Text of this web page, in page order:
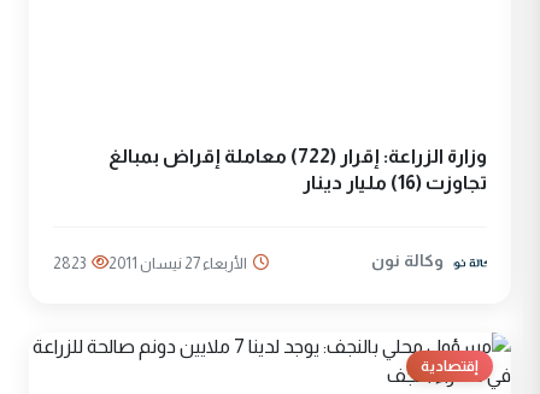
وزارة الزراعة: إقرار (722) معاملة إقراض بمبالغ
تجاوزت (16) مليار دينار
وكالة نون الأربعاء 27 نيسان 2011 2823
إقتصادية